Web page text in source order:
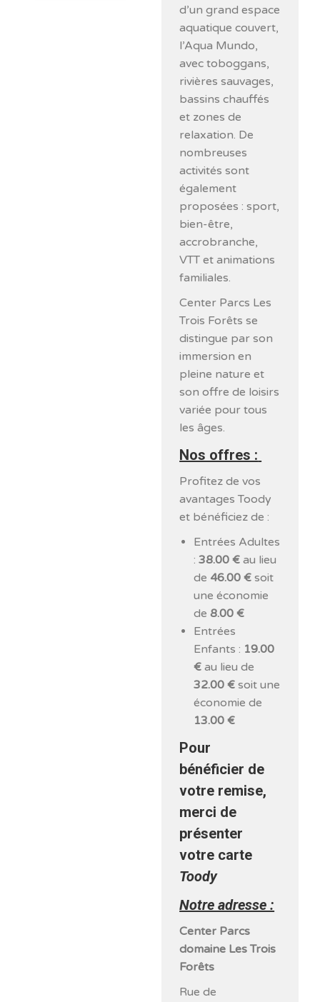
d’un grand espace
aquatique couvert,
l’Aqua Mundo,
avec toboggans,
rivières sauvages,
bassins chauffés
et zones de
relaxation. De
nombreuses
activités sont
également
proposées : sport,
bien-être,
accrobranche,
VTT et animations
familiales.
Center Parcs Les
Trois Forêts se
distingue par son
immersion en
pleine nature et
son offre de loisirs
variée pour tous
les âges.
Nos offres :
Profitez de vos
avantages Toody
et bénéficiez de :
Entrées Adultes
:38.00 € au lieu
de 46.00 € soit
une économie
de8.00 €
Entrées
Enfants : 19.00
€ au lieu de
32.00 € soit une
économie de
13.00 €
Pour
bénéficier de
votre remise,
merci de
présenter
votre carte
Toody
Notre adresse :
Center Parcs
domaine Les Trois
Forêts
Rue de